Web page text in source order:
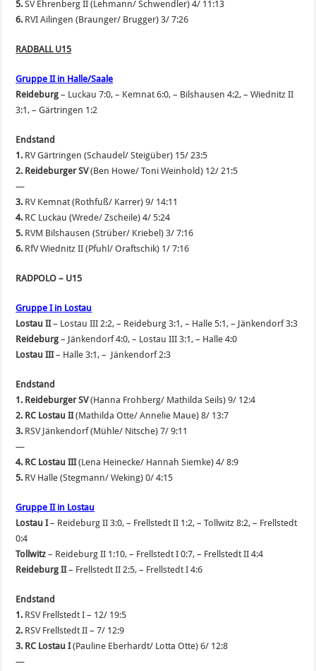
5. SV Ehrenberg II (Lehmann/ Schwendler) 4/ 11:13
6. RVI Ailingen (Braunger/ Brugger) 3/ 7:26
RADBALL U15
Gruppe II in Halle/Saale
Reideburg – Luckau 7:0, – Kemnat 6:0, – Bilshausen 4:2, – Wiednitz II
3:1, – Gärtringen 1:2
Endstand
1. RV Gärtringen (Schaudel/ Steigüber) 15/ 23:5
2. Reideburger SV(Ben Howe/ Toni Weinhold) 12/ 21:5
—
3. RV Kemnat (Rothfuß/ Karrer) 9/ 14:11
4. RC Luckau (Wrede/ Zscheile) 4/ 5:24
5. RVM Bilshausen (Strüber/ Kriebel) 3/ 7:16
6. RfV Wiednitz II (Pfuhl/ Oraftschik) 1/ 7:16
RADPOLO – U15
Gruppe I in Lostau
Lostau II– Lostau III 2:2, – Reideburg 3:1, – Halle 5:1, – Jänkendorf 3:3
Reideburg – Jänkendorf 4:0, – Lostau III 3:1, – Halle 4:0
Lostau III– Halle 3:1, – Jänkendorf 2:3
Endstand
1. Reideburger SV(Hanna Frohberg/ Mathilda Seils) 9/ 12:4
2. RC Lostau II(Mathilda Otte/ Annelie Maue) 8/ 13:7
3. RSV Jänkendorf (Mühle/ Nitsche) 7/ 9:11
—
4. RC Lostau III(Lena Heinecke/ Hannah Siemke) 4/ 8:9
5. RV Halle (Stegmann/ Weking) 0/ 4:15
Gruppe II in Lostau
Lostau I– Reideburg II 3:0, – Frellstedt II 1:2, – Tollwitz 8:2, – Frellstedt
0:4
Tollwitz – Reideburg II 1:10, – Frellstedt I 0:7, – Frellstedt II 4:4
Reideburg II– Frellstedt II 2:5, – Frellstedt I 4:6
Endstand
1. RSV Frellstedt I – 12/ 19:5
2. RSV Frellstedt II – 7/ 12:9
3. RC Lostau I(Pauline Eberhardt/ Lotta Otte) 6/ 12:8
—